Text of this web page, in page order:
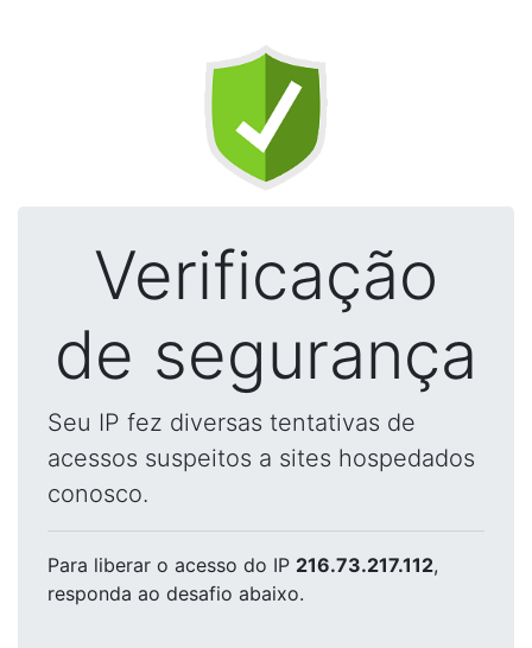
Verificação
de segurança
Seu IP fez diversas tentativas de
acessos suspeitos a sites hospedados
conosco.
Para liberar o acesso do IP 216.73.217.112,
responda ao desafio abaixo.